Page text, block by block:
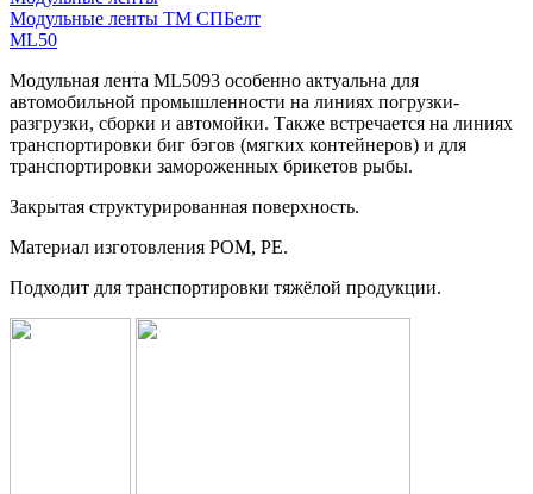
Модульные ленты ТМ СПБелт
ML50
Модульная лента ML5093 особенно актуальна для
автомобильной промышленности на линиях погрузки-
разгрузки, сборки и автомойки. Также встречается на линиях
транспортировки биг бэгов (мягких контейнеров) и для
транспортировки замороженных брикетов рыбы.
Закрытая структурированная поверхность.
Материал изготовления POM, PE.
Подходит для транспортировки тяжёлой продукции.